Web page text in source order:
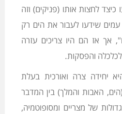
לחצות אותו (פניקים) וזה
שידעו לעבור את הים רק
אך אז הם היו צריכים עזרה
והפסקות.
יחידה צרה ואורכית בעלת
האבות והמלך) בין המדבר
של מצריים ומסופוטמיה,